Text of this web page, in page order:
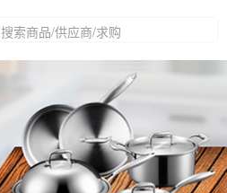
搜索商品/供应商/求购